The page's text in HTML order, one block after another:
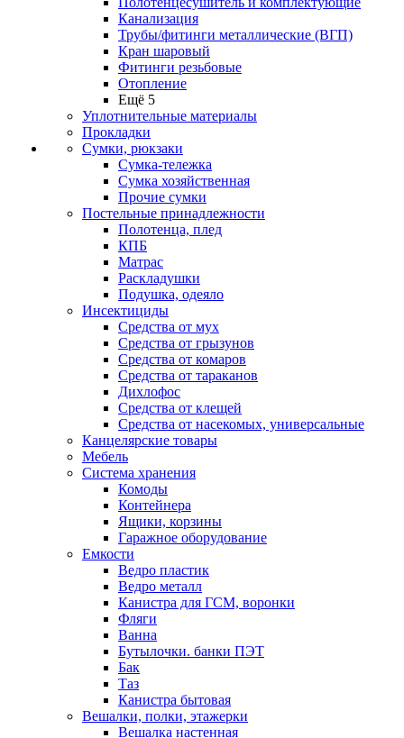
Канализация
Трубы/фитинги металлические (ВГП)
Кран шаровый
Фитинги резьбовые
Отопление
Ещё 5
Уплотнительные материалы
Прокладки
Сумки, рюкзаки
Сумка-тележка
Сумка хозяйственная
Прочие сумки
Постельные принадлежности
Полотенца, плед
КПБ
Матрас
Раскладушки
Подушка, одеяло
Инсектициды
Средства от мух
Средства от грызунов
Средства от комаров
Средства от тараканов
Дихлофос
Средства от клещей
Средства от насекомых, универсальные
Канцелярские товары
Мебель
Система хранения
Комоды
Контейнера
Ящики, корзины
Гаражное оборудование
Емкости
Ведро пластик
Ведро металл
Канистра для ГСМ, воронки
Фляги
Ванна
Бутылочки. банки ПЭТ
Бак
Таз
Канистра бытовая
Вешалки, полки, этажерки
Вешалка настенная